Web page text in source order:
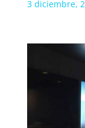
3 diciembre,